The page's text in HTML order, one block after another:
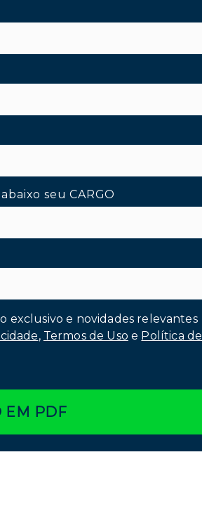
seu CARGO
exclusivo e novidades relevantes
, Termos de Uso e Política de
EM PDF